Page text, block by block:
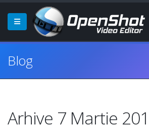
Blog
Arhive 7 Martie